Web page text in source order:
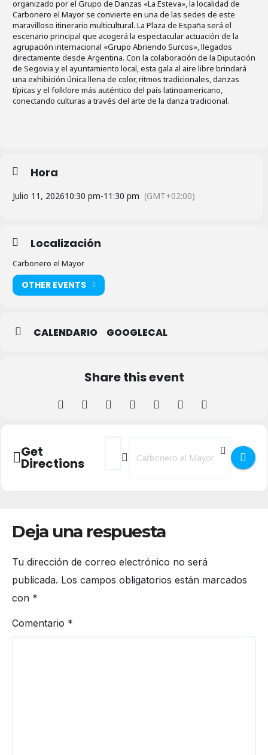
organizado por el Grupo de Danzas «La Esteva», la localidad de
Carbonero el Mayor se convierte en una de las sedes de este
maravilloso itinerario multicultural. La Plaza de España será el
escenario principal que acogerá la espectacular actuación de la
agrupación internacional «Grupo Abriendo Surcos», llegados
directamente desde Argentina. Con la colaboración de la Diputación
de Segovia y el ayuntamiento local, esta gala al aire libre brindará
una exhibición única llena de color, ritmos tradicionales, danzas
típicas y el folklore más auténtico del país latinoamericano,
conectando culturas a través del arte de la danza tradicional.
Hora
Julio 11, 202610:30 pm-11:30 pm (GMT+02:00)
Localización
Carbonero el Mayor
OTHER EVENTS
CALENDARIO GOOGLECAL
Share this event
Get
Directions
Address - Festival Folclórico
Destination Address - Festival
Deja una respuesta
Tu dirección de correo electrónico no será
publicada. Los campos obligatorios están marcados
con *
Comentario *